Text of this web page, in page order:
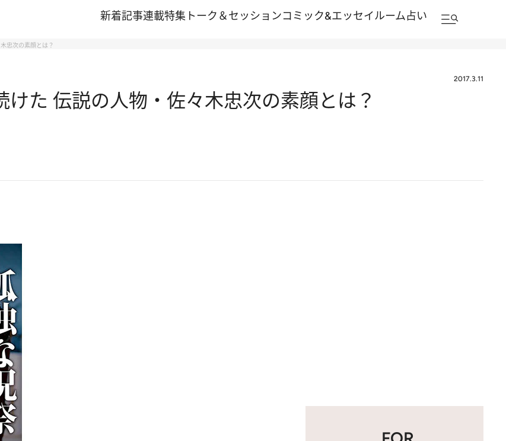
新着記事連載特集 トーク＆セッションコミック&エッセイルーム占い
忠次の素顔とは？
2017.3.11
た 伝説の人物・佐々木忠次の素顔とは？